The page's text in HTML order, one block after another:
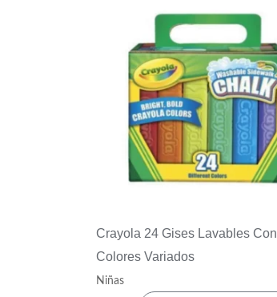
Crayola 24 Gises Lavables Con
Colores Variados
Niñas